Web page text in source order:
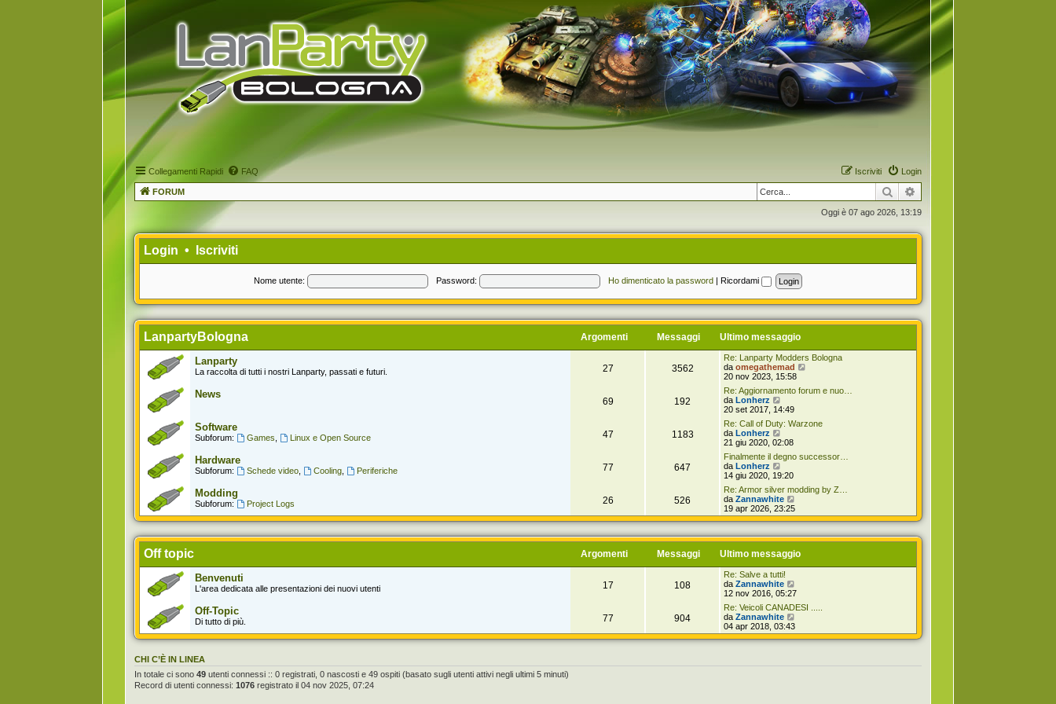
Collegamenti Rapidi FAQ Login
Iscriviti
FORUM Cerca
Oggi è 07 ago 2026, 13:19
Login • Iscriviti
Nome utente: Password: Ho dimenticato la password | Ricordami
LanpartyBologna Argomenti Messaggi Ultimo messaggio
Lanparty
La raccolta di tutti i nostri Lanparty, passati e futuri. 27 3562
Re: Lanparty Modders Bologna
da omegathemad
i
t
m
s
g
i
o
20 nov 2023, 15:58
News
69 192
Re: Aggiornamento forum e nuo…
da Lonherz
e
i
l
t
m
m
e
s
s
g
g
i
o
20 set 2017, 14:49
Software
Subforum: Games Linux e Open Source 47 1183
Re: Call of Duty: Warzone
da Lonherz
e
i
l
t
i
m
o
m
e
s
s
g
g
i
21 giu 2020, 02:08
Hardware
Subforum: Schede video, Cooling, Periferiche 77 647
Finalmente il degno successor…
da Lonherz
e
i
u
l
t
m
o
m
e
s
s
a
g
g
i
o
14 giu 2020, 19:20
Modding
Subforum: Project Logs 26 526
Re: Armor silver modding by Z…
da Zannawhite
d
i
u
l
t
m
s
g
o
19 apr 2026, 23:25
Off topic Argomenti Messaggi Ultimo messaggio
Benvenuti
L'area dedicata alle presentazioni dei nuovi utenti 17 108
Re: Salve a tutti!
da Zannawhite
e
i
t
o
12 nov 2016, 05:27
Off-Topic
Di tutto di più. 77 904
Re: Veicoli CANADESI .....
da Zannawhite
d
i
04 apr 2018, 03:43
CHI C’È IN LINEA
In totale ci sono 49 utenti connessi :: 0 registrati, 0 nascosti e 49 ospiti (basato sugli utenti attivi negli ultimi 5 minuti)
Record di utenti connessi: 1076 registrato il 04 nov 2025, 07:24